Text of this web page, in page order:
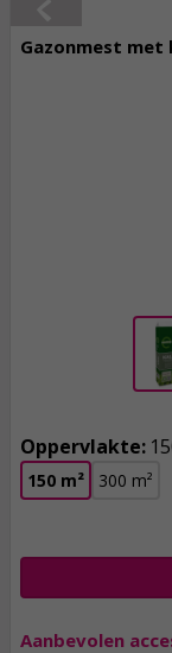
Gazonmest met
Oppervlakte:
150 m² 300 m²
Aanbevolen